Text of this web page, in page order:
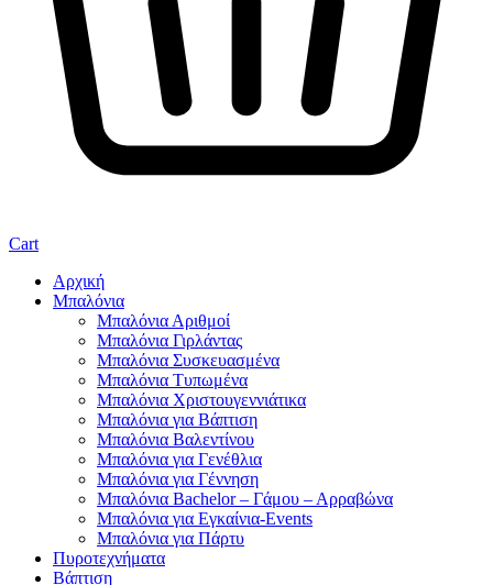
Cart
Αρχική
Μπαλόνια
Μπαλόνια Αριθμοί
Μπαλόνια Γιρλάντας
Μπαλόνια Συσκευασμένα
Μπαλόνια Τυπωμένα
Μπαλόνια Χριστουγεννιάτικα
Μπαλόνια για Βάπτιση
Μπαλόνια Βαλεντίνου
Μπαλόνια για Γενέθλια
Μπαλόνια για Γέννηση
Μπαλόνια Bachelor – Γάμου – Αρραβώνα
Μπαλόνια για Εγκαίνια-Events
Μπαλόνια για Πάρτυ
Πυροτεχνήματα
Βάπτιση